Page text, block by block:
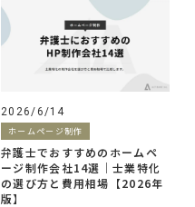
2026/6/14
ホームページ制作
弁護士でおすすめのホームペ
ージ制作会社14選｜士業特化
の選び方と費用相場【2026年
版】